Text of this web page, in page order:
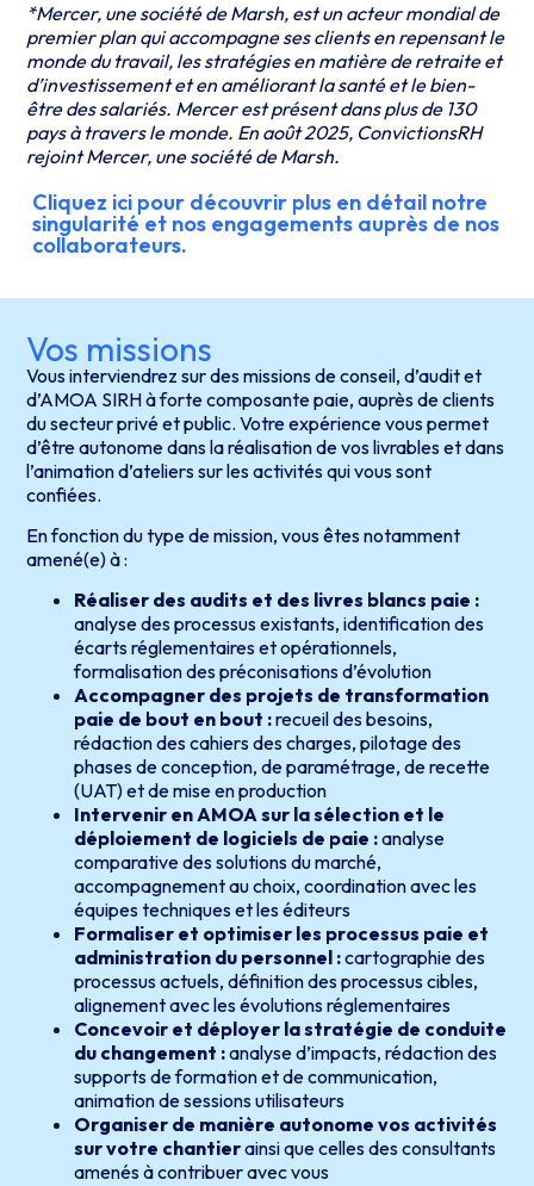
*Mercer, une société de Marsh, est un acteur mondial de
premier plan qui accompagne ses clients en repensant le
monde du travail, les stratégies en matière de retraite et
d’investissement et en améliorant la santé et le bien-
être des salariés. Mercer est présent dans plus de 130
pays à travers le monde. En août 2025, ConvictionsRH
rejoint Mercer, une société de Marsh.
Cliquez ici pour découvrir plus en détail notre
singularité et nos engagements auprès de nos
collaborateurs.
Vos missions
Vous interviendrez sur des missions de conseil, d’audit et
d’AMOA SIRH à forte composante paie, auprès de clients
du secteur privé et public. Votre expérience vous permet
d’être autonome dans la réalisation de vos livrables et dans
l’animation d’ateliers sur les activités qui vous sont
confiées.
En fonction du type de mission, vous êtes notamment
amené(e) à :
Réaliser des audits et des livres blancs paie :
analyse des processus existants, identification des
écarts réglementaires et opérationnels,
formalisation des préconisations d’évolution
Accompagner des projets de transformation
paie de bout en bout :recueil des besoins,
rédaction des cahiers des charges, pilotage des
phases de conception, de paramétrage, de recette
(UAT) et de mise en production
Intervenir en AMOA sur la sélection et le
déploiement de logiciels de paie :analyse
comparative des solutions du marché,
accompagnement au choix, coordination avec les
équipes techniques et les éditeurs
Formaliser et optimiser les processus paie et
administration du personnel :cartographie des
processus actuels, définition des processus cibles,
alignement avec les évolutions réglementaires
Concevoir et déployer la stratégie de conduite
du changement :analyse d’impacts, rédaction des
supports de formation et de communication,
animation de sessions utilisateurs
Organiser de manière autonome vos activités
sur votre chantierainsi que celles des consultants
amenés à contribuer avec vous